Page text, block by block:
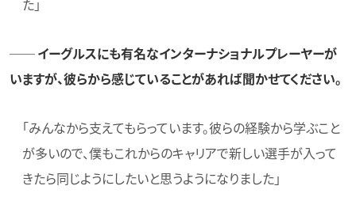
た」
── イーグルスにも有名なインターナショナルプレーヤーが
いますが、彼らから感じていることがあれば聞かせてください。
「みんなから支えてもらっています。彼らの経験から学ぶこと
が多いので、僕もこれからのキャリアで新しい選手が入って
きたら同じようにしたいと思うようになりました」